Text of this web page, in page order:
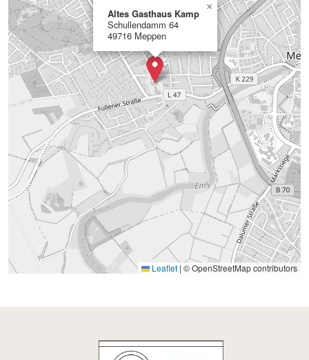
Altes Gasthaus Kamp
Schullendamm 64
49716 Meppen
×
Leaflet | © OpenStreetMap contributors